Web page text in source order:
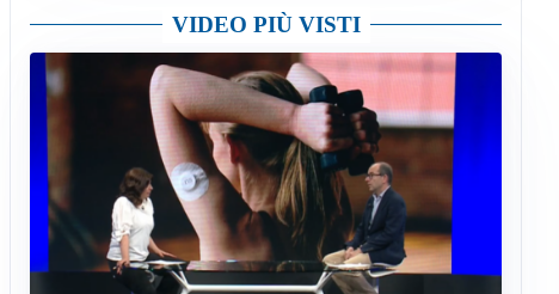
VIDEO PIÙ VISTI